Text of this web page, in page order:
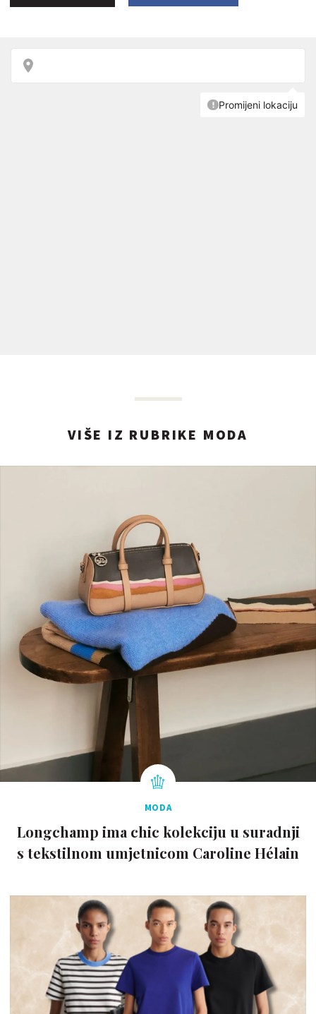
VIŠE IZ RUBRIKE MODA
MODA
Longchamp ima chic kolekciju u suradnji
s tekstilnom umjetnicom Caroline Hélain